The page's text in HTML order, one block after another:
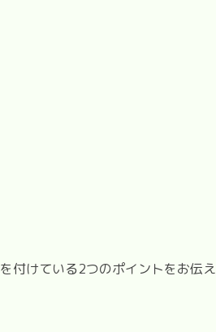
付けている2つのポイントをお伝え